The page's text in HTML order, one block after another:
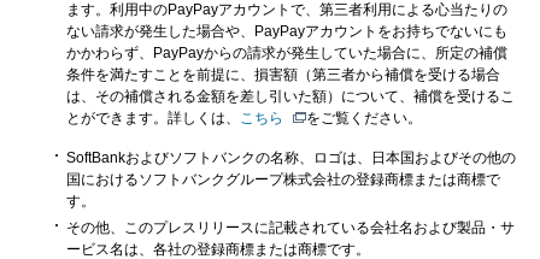
ます。利用中のPayPayアカウントで、第三者利用による心当たりの
ない請求が発生した場合や、PayPayアカウントをお持ちでないにも
かかわらず、PayPayからの請求が発生していた場合に、所定の補償
条件を満たすことを前提に、損害額（第三者から補償を受ける場合
は、その補償される金額を差し引いた額）について、補償を受けるこ
とができます。詳しくは、 こちら をご覧ください。
SoftBankおよびソフトバンクの名称、ロゴは、日本国およびその他の
国におけるソフトバンクグループ株式会社の登録商標または商標で
す。
その他、このプレスリリースに記載されている会社名および製品・サ
ービス名は、各社の登録商標または商標です。